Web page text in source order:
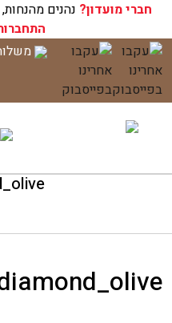
חברי מועדון? נהנים
דלג
לתוכן